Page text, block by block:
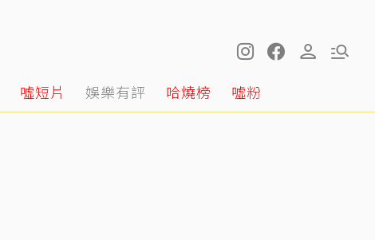
噓短片 娛樂有評 哈燒榜 噓粉